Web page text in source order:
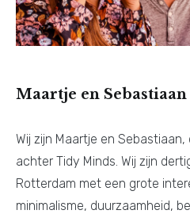
Maartje en Sebastiaan
Wij zijn Maartje en Sebastiaan,
achter Tidy Minds. Wij zijn
Rotterdam met een grote
minimalisme, duurzaamheid,